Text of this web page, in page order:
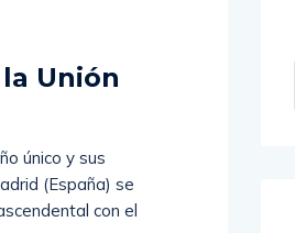
Unión
único y sus
(España) se
con el